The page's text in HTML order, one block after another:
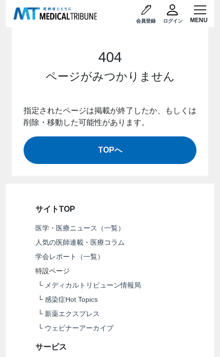
会員登録 ログイン
404
ページがみつかりません
指定されたページは掲載が終了したか、もしくは
削除・移動した可能性があります。
TOPへ
サイトTOP
医学・医療ニュース（一覧）
人気の医師連載・医療コラム
学会レポート（一覧）
特設ページ
└ メディカルトリビューン情報局
└ 感染症Hot Topics
└ 新薬エクスプレス
└ ウェビナーアーカイブ
サービス